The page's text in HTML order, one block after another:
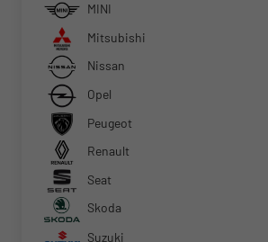
MINI
Mitsubishi
Nissan
Opel
Peugeot
Renault
Seat
Skoda
Suzuki